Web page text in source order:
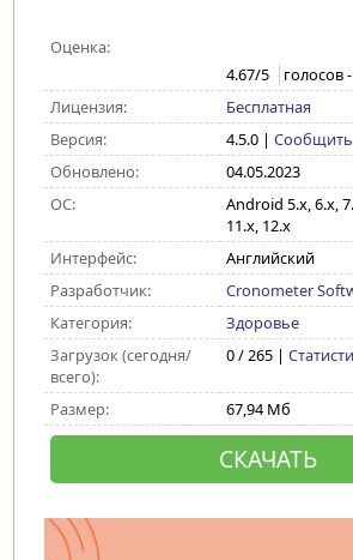
Оценка:
4.67/5 голосов -
Лицензия:
Бесплатная
Версия:
4.5.0| Сообщить
Обновлено:
04.05.2023
ОС:
Android 5.x, 6.x,
11.x, 12.x
Интерфейс:
Английский
Разработчик:
Cronometer
Категория:
Здоровье
Загрузок (сегодня/
всего):
0 / 265 |
Размер: 67,94 Мб
СКАЧАТЬ